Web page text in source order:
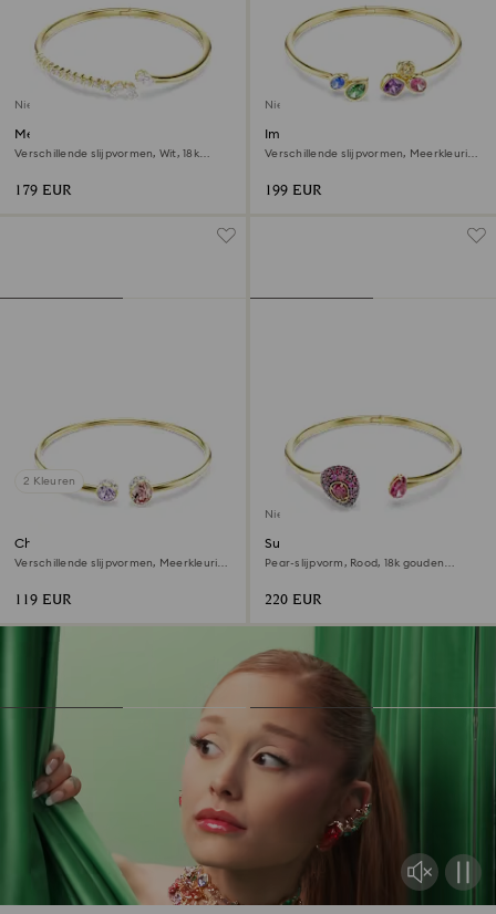
Nieuw
Mesmera armband
Verschillende slijpvormen, Wit, ‎18k
179 EUR
Nieuw
Imber armband
Verschillende slijpvormen, Meerkleurig,
199 EUR
2 Kleuren
Chroma armband
Verschillende slijpvormen, Meerkleurig,
119 EUR
Nieuw
Sublima armband
Pear-slijpvorm, Rood, ‎18k gouden
220 EUR